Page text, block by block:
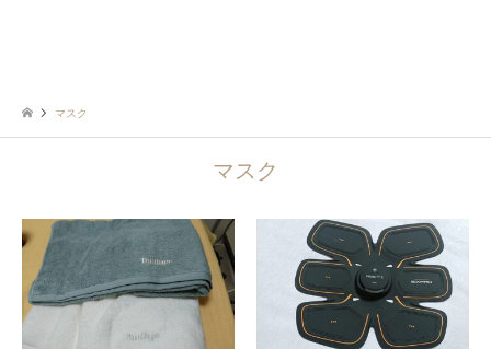
マスク
マスク